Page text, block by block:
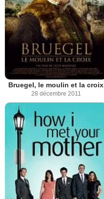
Bruegel, le moulin et la croix
28 décembre 2011